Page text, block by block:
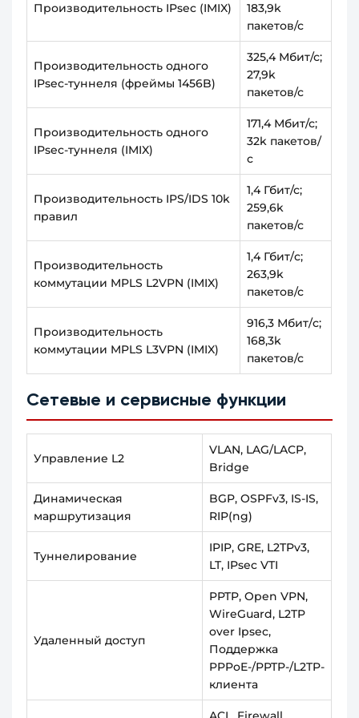
Производительность IPsec (IMIX)
183,9k
пакетов/с
Производительность одного
IPsec-туннеля (фреймы 1456B)
325,4 Мбит/с;
27,9k
пакетов/с
Производительность одного
IPsec-туннеля (IMIX)
171,4 Мбит/с;
32k пакетов/
с
Производительность IPS/IDS 10k
правил
1,4 Гбит/с;
259,6k
пакетов/с
Производительность
коммутации MPLS L2VPN (IMIX)
1,4 Гбит/c;
263,9k
пакетов/с
Производительность
коммутации MPLS L3VPN (IMIX)
916,3 Мбит/c;
168,3k
пакетов/с
Сетевые и сервисные функции
Управление L2
VLAN, LAG/LACP,
Bridge
Динамическая
маршрутизация
BGP, OSPFv3, IS-IS,
RIP(ng)
Туннелирование
IPIP, GRE, L2TPv3,
LT, IPsec VTI
Удаленный доступ
PPTP, Open VPN,
WireGuard, L2TP
over Ipsec,
Поддержка
PPPoE-/PPTP-/L2TP-
клиента